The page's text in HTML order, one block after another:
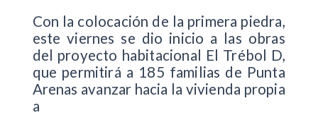
Con la colocación de la primera piedra,
este viernes se dio inicio a las obras
del proyecto habitacional El Trébol D,
que permitirá a 185 familias de Punta
Arenas avanzar hacia la vivienda propia
a